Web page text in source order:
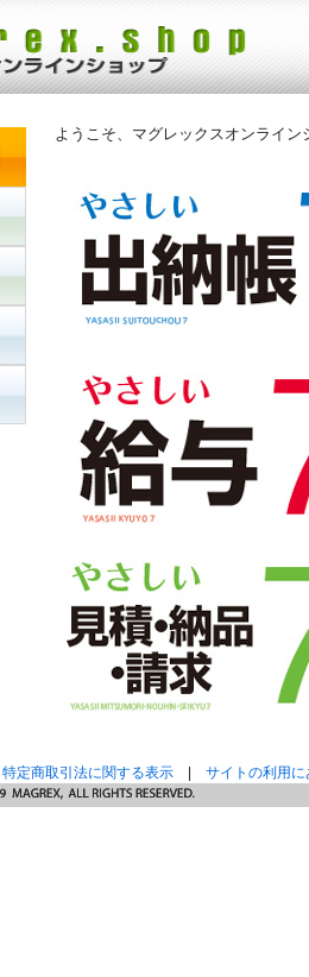
ようこそ、マグレックスオンライン
特定商取引法に関する表示 サイトの利用に